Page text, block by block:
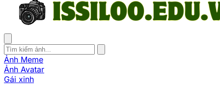
Ảnh Meme
Ảnh Avatar
Gái xinh